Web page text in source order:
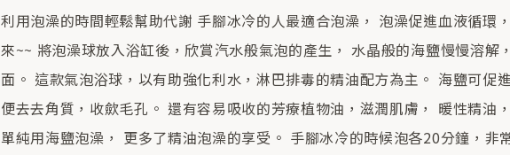
利用泡澡的時間輕鬆幫助代謝 手腳冰冷的人最適合泡澡， 泡澡促進血液循環
來~~ 將泡澡球放入浴缸後，欣賞汽水般氣泡的產生， 水晶般的海鹽慢慢溶解
面。 這款氣泡浴球，以有助強化利水，淋巴排毒的精油配方為主。 海鹽可促
便去去角質，收歛毛孔。 還有容易吸收的芳療植物油，滋潤肌膚， 暖性精油
單純用海鹽泡澡， 更多了精油泡澡的享受。 手腳冰冷的時候泡各20分鐘，非